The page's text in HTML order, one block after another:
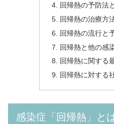
回帰熱の予防法
回帰熱の治療方
回帰熱の流行と
回帰熱と他の感
回帰熱に関する
回帰熱に対する
感染症「回帰熱」と